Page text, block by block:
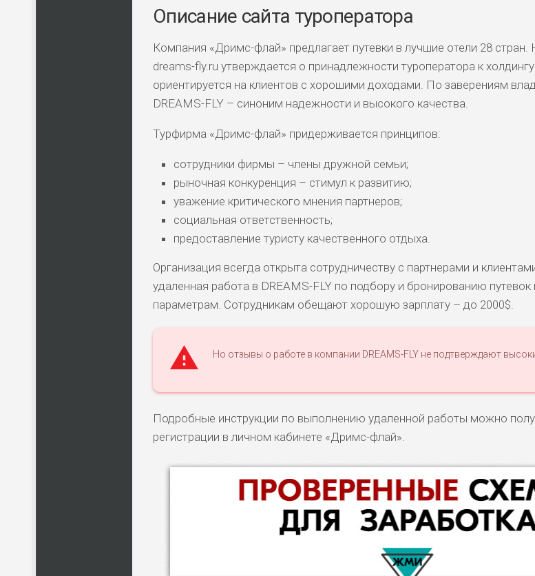
Описание сайта туроператора
Компания «Дримс-флай» предлагает путевки в лучшие отели 28
dreams-fly.ru утверждается о принадлежности туроператора к
ориентируется на клиентов с хорошими доходами. По заверениям
DREAMS-FLY – синоним надежности и высокого качества.
Турфирма «Дримс-флай» придерживается принципов:
сотрудники фирмы – члены дружной семьи;
рыночная конкуренция – стимул к развитию;
уважение критического мнения партнеров;
социальная ответственность;
предоставление туристу качественного отдыха.
Организация всегда открыта сотрудничеству с партнерами и
удаленная работа в DREAMS-FLY по подбору и бронированию
параметрам. Сотрудникам обещают хорошую зарплату – до 2000$.
Но отзывы о работе в компании DREAMS-FLY не подтверждают
Подробные инструкции по выполнению удаленной работы можно
регистрации в личном кабинете «Дримс-флай».